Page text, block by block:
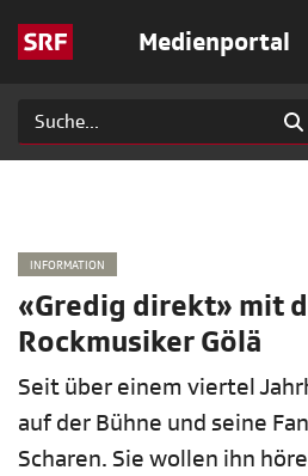
Medienportal
INFORMATION
«Gredig direkt» mit
Rockmusiker Gölä
Seit über einem viertel
auf der Bühne und seine
Scharen. Sie wollen ihn